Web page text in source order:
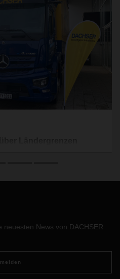
Ländergrenzen hinweg an
in Kladno bei Prag und
News von DACHSER